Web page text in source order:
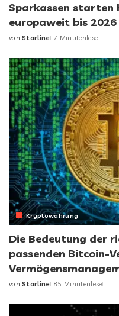
Sparkassen starten
europaweit bis 2026
Posted
von Starline 7 Minutenlese
Kryptowährung
Die Bedeutung der
passenden Bitcoin-
Posted
von Starline 85 Minutenlese